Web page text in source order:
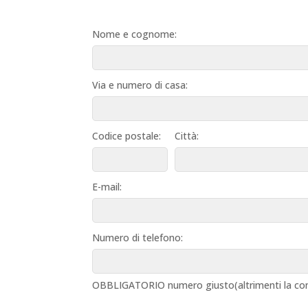
Nome e cognome:
Via e numero di casa:
Codice postale: Città:
E-mail:
Numero di telefono:
OBBLIGATORIO numero giusto(altrimenti la